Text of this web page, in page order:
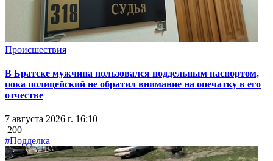
Происшествия
В Братске мужчина пользовался поддельным паспортом,
пока полицейский не обратил внимание на опечатку в его
отчестве
7 августа 2026 г. 16:10
200
#Подделка